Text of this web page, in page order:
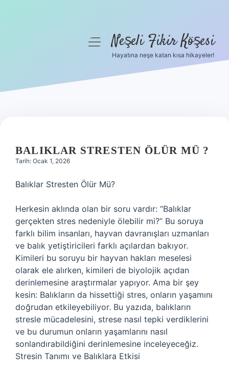
Hakkımızda
menüyüNeşeli Fikir Köşesi
Hayatına neşe katan kısa hikayeler!
BALIKLAR STRESTEN ÖLÜR MÜ ?
Tarih: Ocak 1, 2026
Balıklar Stresten Ölür Mü?
Herkesin aklında olan bir soru vardır: “Balıklar
gerçekten stres nedeniyle ölebilir mi?” Bu soruya
farklı bilim insanları, hayvan davranışları uzmanları
ve balık yetiştiricileri farklı açılardan bakıyor.
Kimileri bu soruyu bir hayvan hakları meselesi
olarak ele alırken, kimileri de biyolojik açıdan
derinlemesine araştırmalar yapıyor. Ama bir şey
kesin: Balıkların da hissettiği stres, onların yaşamını
doğrudan etkileyebiliyor. Bu yazıda, balıkların
stresle mücadelesini, strese nasıl tepki verdiklerini
ve bu durumun onların yaşamlarını nasıl
sonlandırabildiğini derinlemesine inceleyeceğiz.
Stresin Tanımı ve Balıklara Etkisi